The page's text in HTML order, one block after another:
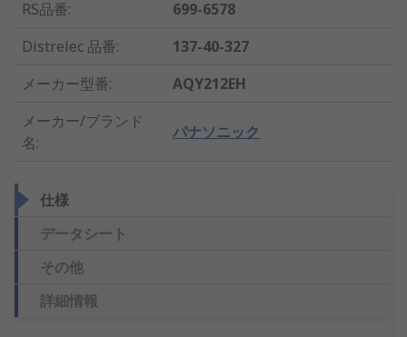
RS品番:
699-6578
Distrelec 品番:
137-40-327
メーカー型番:
AQY212EH
メーカー/ブランド
名:
パナソニック
仕様
データシート
その他
詳細情報